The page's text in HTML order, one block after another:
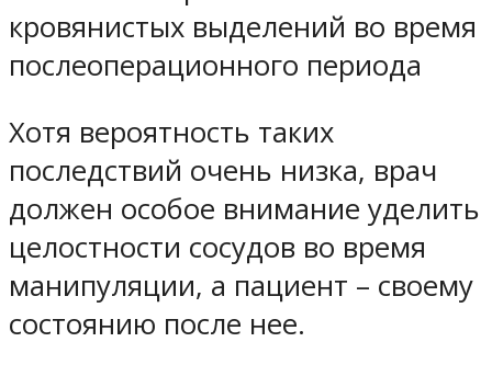
кровянистых выделений во время
послеоперационного периода
Хотя вероятность таких
последствий очень низка, врач
должен особое внимание уделить
целостности сосудов во время
манипуляции, а пациент – своему
состоянию после нее.